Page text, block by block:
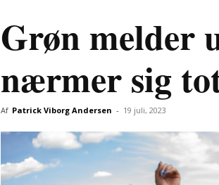
Grøn melder
nærmer sig
Af Patrick Viborg Andersen - 19 juli, 2023